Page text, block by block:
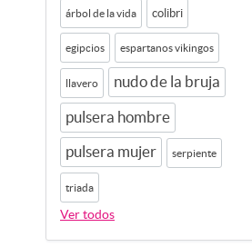
árbol de la vida colibri
egipcios espartanos vikingos
llavero nudo de la bruja
pulsera hombre
pulsera mujer serpiente
triada
Ver todos